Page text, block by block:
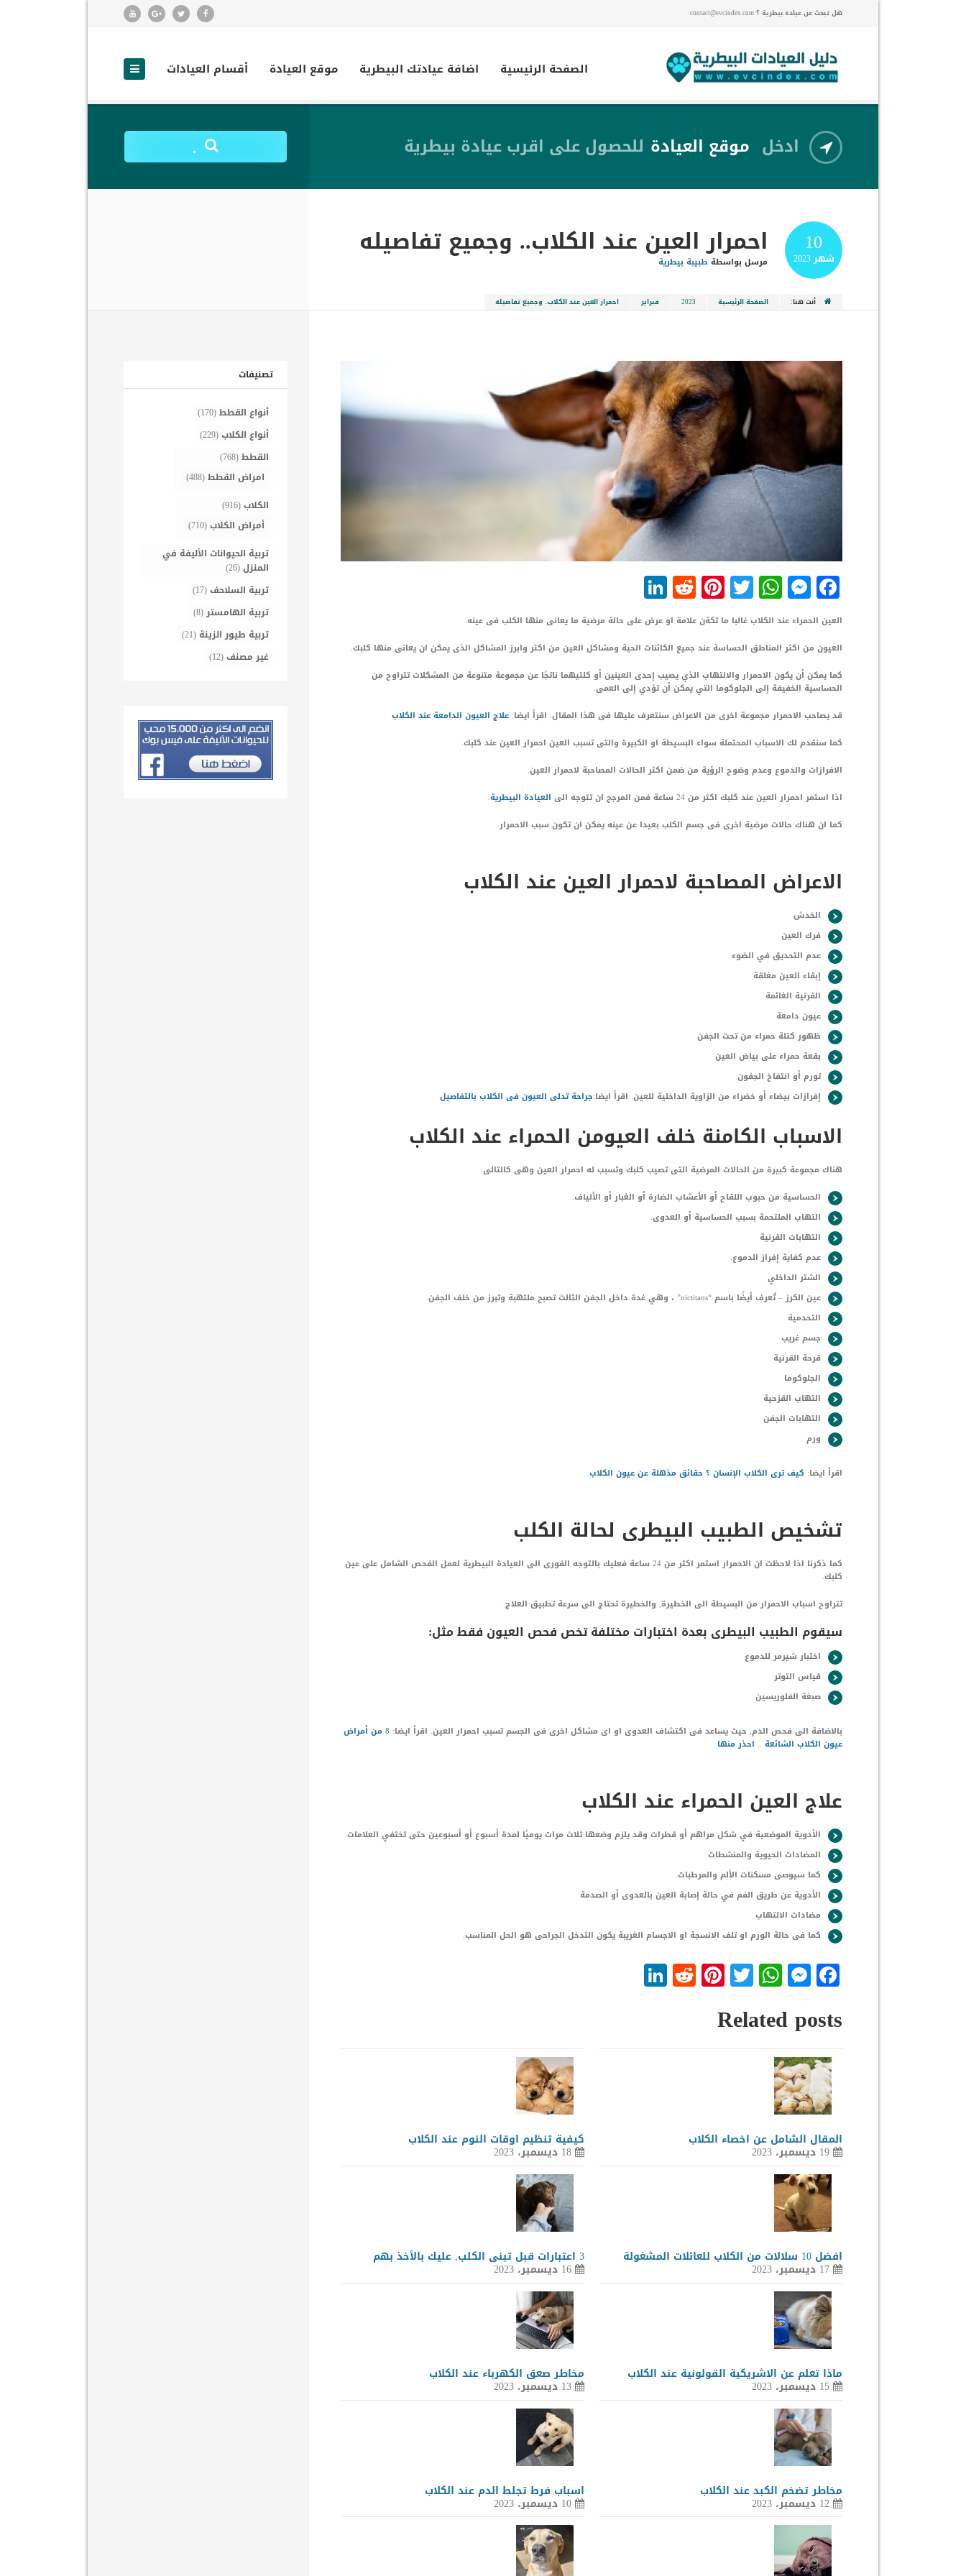
هل تبحث عن عيادة بيطرية ؟ contact@evcindex.com
الصفحة الرئيسية اضافة عيادتك البيطرية موقع العيادة أقسام العيادات
ادخل موقع العيادة للحصول على اقرب عيادة بيطرية .
10
شهر2023 احمرار العين عند الكلاب.. وجميع تفاصيله
مرسل بواسطة طبيبة بيطرية
أنت هنا: الصفحة الرئيسية 2023 فبراير احمرار العين عند الكلاب.. وجميع تفاصيله
Facebook
Messenger
WhatsApp
Twitter
Pinterest
Reddit
العين الحمراء عند الكلاب غالبا ما تكةن علامة او عرض على حالة مرضية ما يعانى منها الكلب فى عينه.
العيون من اكثر المناطق الحساسة عند جميع الكائنات الحية ومشاكل العين من اكثر وابرز المشاكل الذى يمكن ان يعانى منها كلبك.
كما يمكن أن يكون الاحمرار والالتهاب الذي يصيب إحدى العينين أو كلتيهما ناتجًا عن مجموعة متنوعة من المشكلات تتراوح من
الحساسية الخفيفة إلى الجلوكوما التي يمكن أن تؤدي إلى العمى.
قد يصاحب الاحمرار مجموعة اخرى من الاعراض سنتعرف عليها فى هذا المقال. اقرأ ايضا: علاج العيون الدامعة عند الكلاب
كما سنقدم لك الاسباب المحتملة سواء البسيطة او الكبيرة والتى تسبب العين احمرار العين عند كلبك.
الافرازات والدموع وعدم وضوح الرؤية من ضمن اكثر الحالات المصاحبة لاحمرار العين.
اذا استمر احمرار العين عند كلبك اكثر من 24 ساعة فمن المرجح ان تتوجه الى
العيادة البيطرية.
كما ان هناك حالات مرضية اخرى فى جسم الكلب بعيدا عن عينه يمكن ان تكون سبب الاحمرار.
الاعراض المصاحبة لاحمرار العين عند الكلاب
الخدش
فرك العين
عدم التحديق في الضوء
إبقاء العين مغلقة
القرنية الغائمة
عيون دامعة
ظهور كتلة حمراء من تحت الجفن
بقعة حمراء على بياض العين
تورم أو انتفاخ الجفون
إفرازات بيضاء أو خضراء من الزاوية الداخلية للعين. اقرأ ايضا:جراحة تدلى العيون فى الكلاب بالتفاصيل
الاسباب الكامنة خلف العيومن الحمراء عند الكلاب
هناك مجموعة كبيرة من الحالات المرضية التى تصيب كلبك وتسبب له احمرار العين وهى كالتالى:
الحساسية من حبوب اللقاح أو الأعشاب الضارة أو الغبار أو الألياف.
التهاب الملتحمة بسبب الحساسية أو العدوى.
التهابات القرنية
عدم كفاية إفراز الدموع.
الشتر الداخلي
عين الكرز – تُعرف أيضًا باسم “nictitans” ، وهي غدة داخل الجفن الثالث تصبح ملتهبة وتبرز من خلف الجفن.
التحدمية
جسم غريب
قرحة القرنية
الجلوكوما
التهاب القزحية
التهابات الجفن
ورم
اقرأ ايضا: كيف ترى الكلاب الإنسان ؟ حقائق مذهلة عن عيون الكلاب
تشخيص الطبيب البيطرى لحالة الكلب
كما ذكرنا اذا لاحظت ان الاحمرار استمر اكثر من 24 ساعة فعليك بالتوجه الفورى الى العيادة البيطرية لعمل الفحص الشامل على عين
كلبك.
تتراوح اسباب الاحمرار من البسيطة الى الخطيرة, والخطيرة تحتاج الى سرعة تطبيق العلاج.
سيقوم الطبيب البيطرى بعدة اختبارات مختلفة تخص فحص العيون فقط مثل:
اختبار شيرمر للدموع
قياس التوتر
صبغة الفلوريسين
بالاضافة الى فحص الدم, حيث يساعد فى اكتشاف العدوى او اى مشاكل اخرى فى الجسم تسبب احمرار العين. اقرأ ايضا:
8 من أمراض
عيون الكلاب الشائعة .. احذر منها
علاج العين الحمراء عند الكلاب
الأدوية الموضعية في شكل مراهم أو قطرات وقد يلزم وضعها ثلاث مرات يوميًا لمدة أسبوع أو أسبوعين حتى تختفي العلامات.
المضادات الحيوية والمنشطات
كما سيوصى مسكنات الألم والمرطبات.
الأدوية عن طريق الفم في حالة إصابة العين بالعدوى أو الصدمة
مضادات الالتهاب
كما فى حالة الورم او تلف الانسجة او الاجسام الغريبة يكون التدخل الجراحى هو الحل المناسب.
Facebook
Messenger
WhatsApp
Twitter
Pinterest
Reddit
Related posts
المقال الشامل عن اخصاء الكلاب
19 ديسمبر، 2023
كيفية تنظيم اوقات النوم عند الكلاب
18 ديسمبر، 2023
افضل 10 سلالات من الكلاب للعائلات المشغولة
17 ديسمبر، 2023
3 اعتبارات قبل تبنى الكلب, عليك بالأخذ بهم
16 ديسمبر، 2023
ماذا تعلم عن الاشريكية القولونية عند الكلاب
15 ديسمبر، 2023
مخاطر صعق الكهرباء عند الكلاب
13 ديسمبر، 2023
مخاطر تضخم الكبد عند الكلاب
12 ديسمبر، 2023
اسباب فرط تجلط الدم عند الكلاب
10 ديسمبر، 2023
تصنيفات
أنواع القطط(170)
أنواع الكلاب(229)
القطط(768)
امراض القطط(488)
الكلاب(916)
أمراض الكلاب(710)
تربية الحيوانات الأليفة في
المنزل(26)
تربية السلاحف(17)
تربية الهامستر(8)
تربية طيور الزينة (21)
غير مصنف(12)